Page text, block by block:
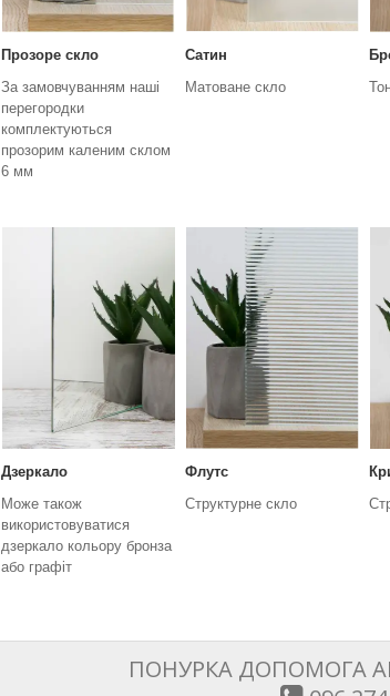
Прозоре скло
За замовчуванням наші
перегородки
комплектуються
прозорим каленим склом
6 мм
Сатин
Матоване скло
Дзеркало
Може також
використовуватися
дзеркало кольору бронза
або графіт
Флутс
Структурне скло
ПОНУРКА ДОПОМОГА